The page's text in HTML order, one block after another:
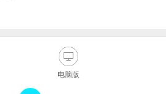
电脑版